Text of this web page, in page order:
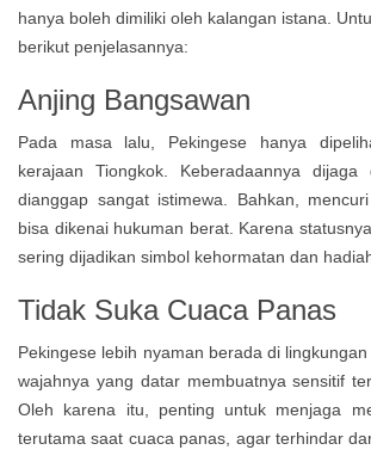
hanya boleh dimiliki oleh kalangan istana.
berikut penjelasannya:
Anjing Bangsawan
Pada masa lalu, Pekingese hanya
kerajaan Tiongkok. Keberadaannya
dianggap sangat istimewa. Bahkan,
bisa dikenai hukuman berat. Karena
sering dijadikan simbol kehormatan dan
Tidak Suka Cuaca Panas
Pekingese lebih nyaman berada di
wajahnya yang datar membuatnya sensitif
Oleh karena itu, penting untuk menjaga
terutama saat cuaca panas, agar terhindar